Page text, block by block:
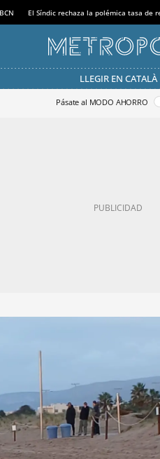
El Síndic rechaza la polémica tasa de
LLEGIR EN CATALÀ
Pásate al MODO AHORRO